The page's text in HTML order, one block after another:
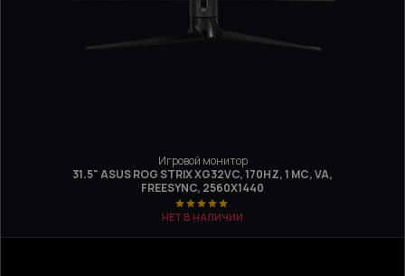
Игровой монитор
31.5" ASUS ROG STRIX XG32VC, 170HZ, 1 МС, VA,
FREESYNC, 2560Х1440
НЕТ В НАЛИЧИИ